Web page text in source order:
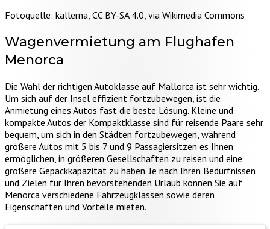
Fotoquelle: kallerna, CC BY-SA 4.0, via Wikimedia Commons
Wagenvermietung am Flughafen
Menorca
Die Wahl der richtigen Autoklasse auf Mallorca ist sehr wichtig.
Um sich auf der Insel effizient fortzubewegen, ist die
Anmietung eines Autos fast die beste Lösung. Kleine und
kompakte Autos der Kompaktklasse sind für reisende Paare sehr
bequem, um sich in den Städten fortzubewegen, während
größere Autos mit 5 bis 7 und 9 Passagiersitzen es Ihnen
ermöglichen, in größeren Gesellschaften zu reisen und eine
größere Gepäckkapazität zu haben. Je nach Ihren Bedürfnissen
und Zielen für Ihren bevorstehenden Urlaub können Sie auf
Menorca verschiedene Fahrzeugklassen sowie deren
Eigenschaften und Vorteile mieten.